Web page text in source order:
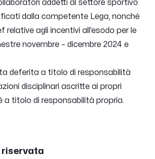
addetti al settore sportivo
dalla competente Lega, nonché
relative agli incentivi all’esodo per le
novembre – dicembre 2024 e
deferita a titolo di responsabilità
disciplinari ascritte ai propri
a titolo di responsabilità propria.
riservata